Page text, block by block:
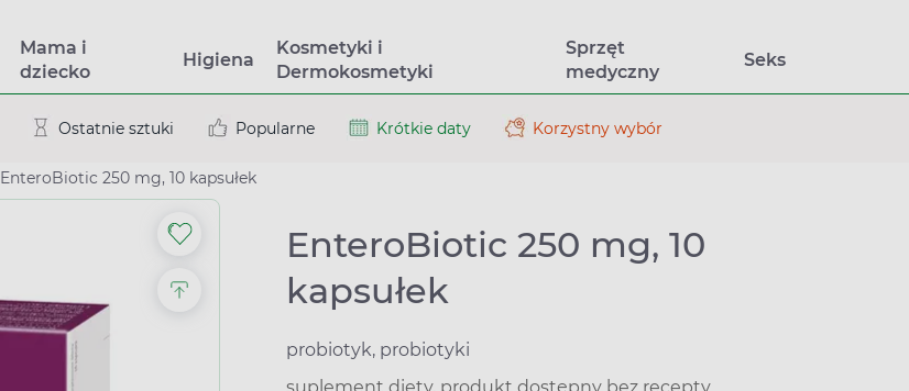
Mama i
dziecko
Higiena
Kosmetyki i
Dermokosmetyki
Sprzęt
medyczny
Seks
Ostatnie sztuki Popularne Krótkie daty Korzystny wybór
EnteroBiotic 250 mg, 10 kapsułek
EnteroBiotic 250 mg, 10
kapsułek
probiotyk, probiotyki